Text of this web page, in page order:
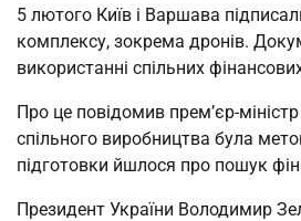
5 лютого Київ і Варшава
комплексу, зокрема дронів.
використанні спільних
Про це повідомив прем’єр-
спільного виробництва була
підготовки йшлося про пошук
Президент України Володимир